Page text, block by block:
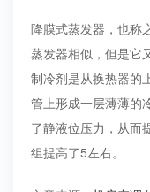
降膜式蒸发器，也称
蒸发器相似，但是它
制冷剂是从换热器的
管上形成一层薄薄的
了静液位压力，从而
组提高了5左右。